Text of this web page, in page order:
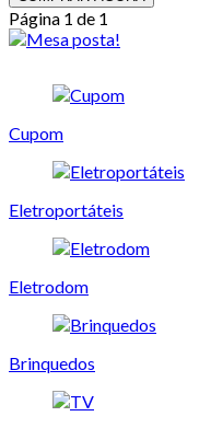
Página 1 de 1
Cupom
Eletroportáteis
Eletrodom
Brinquedos